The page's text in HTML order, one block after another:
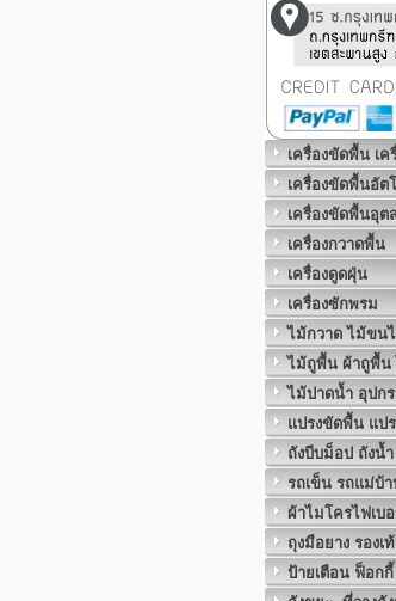
เครื่องขัดพื้น เ
เครื่องขัดพื้นอัต
เครื่องขัดพื้นอุต
เครื่องกวาดพื้น
เครื่องดูดฝุ่น
เครื่องซักพรม
ไม้กวาด ไม้ขน
ไม้ถูพื้น ผ้าถูพื้น
ไม้ปาดน้ำ อุปก
แปรงขัดพื้น แป
ถังบีบม็อป ถังน้ำ
รถเข็น รถแม่บ้
ผ้าไมโครไฟเบ
ถุงมือยาง รองเ
ป้ายเตือน ฟ็อกกี้